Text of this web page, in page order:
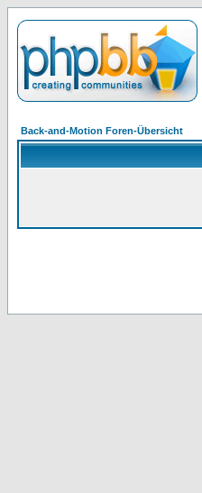
Back-and-Motion Foren-Übersicht